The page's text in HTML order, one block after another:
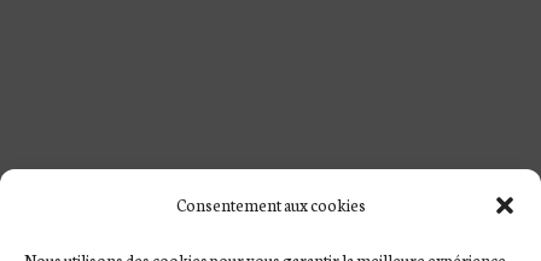
Consentement aux cookies